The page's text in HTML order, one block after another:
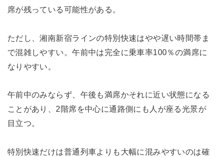
席が残っている可能性がある。
ただし、湘南新宿ラインの特別快速はやや遅い時間帯ま
で混雑しやすい。午前中は完全に乗車率100％の満席に
なりやすい。
午前中のみならず、午後も満席かそれに近い状態になる
ことがあり、2階席を中心に通路側にも人が座る光景が
目立つ。
特別快速だけは普通列車よりも大幅に混みやすいのは確